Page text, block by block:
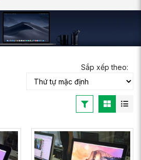
Sắp xếp theo: